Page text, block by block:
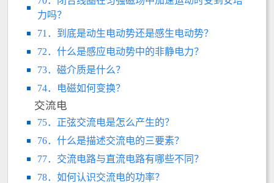
力吗？
71．到底是动生电动势还是感生电动势？
72．什么是感应电动势中的非静电力？
73．磁介质是什么？
74．电磁如何变换？
交流电
75．正弦交流电是怎么产生的？
76．什么是描述交流电的三要素？
77．交流电路与直流电路有哪些不同？
78．如何认识交流电的功率？